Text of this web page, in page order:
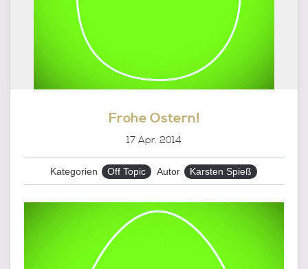
Frohe Ostern!
17 Apr. 2014
Kategorien Off Topic Autor Karsten Spieß